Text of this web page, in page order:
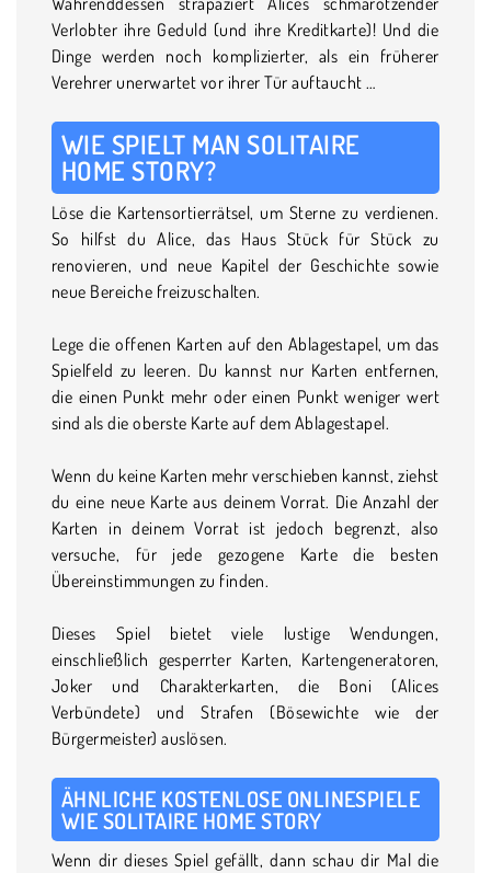
Verlobter ihre Geduld (und ihre Kreditkarte)! Und die
Dinge werden noch komplizierter, als ein früherer
Verehrer unerwartet vor ihrer Tür auftaucht …
WIE SPIELT MAN SOLITAIRE
HOME STORY?
Löse die Kartensortierrätsel, um Sterne zu verdienen.
So hilfst du Alice, das Haus Stück für Stück zu
renovieren, und neue Kapitel der Geschichte sowie
neue Bereiche freizuschalten.
Lege die offenen Karten auf den Ablagestapel, um das
Spielfeld zu leeren. Du kannst nur Karten entfernen,
die einen Punkt mehr oder einen Punkt weniger wert
sind als die oberste Karte auf dem Ablagestapel.
Wenn du keine Karten mehr verschieben kannst, ziehst
du eine neue Karte aus deinem Vorrat. Die Anzahl der
Karten in deinem Vorrat ist jedoch begrenzt, also
versuche, für jede gezogene Karte die besten
Übereinstimmungen zu finden.
Dieses Spiel bietet viele lustige Wendungen,
einschließlich gesperrter Karten, Kartengeneratoren,
Joker und Charakterkarten, die Boni (Alices
Verbündete) und Strafen (Bösewichte wie der
Bürgermeister) auslösen.
ÄHNLICHE KOSTENLOSE ONLINESPIELE
WIE SOLITAIRE HOME STORY
Wenn dir dieses Spiel gefällt, dann schau dir Mal die